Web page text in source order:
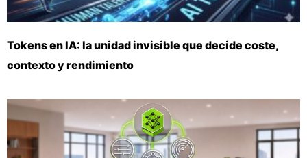
Tokens en IA: la unidad invisible que decide coste,
contexto y rendimiento